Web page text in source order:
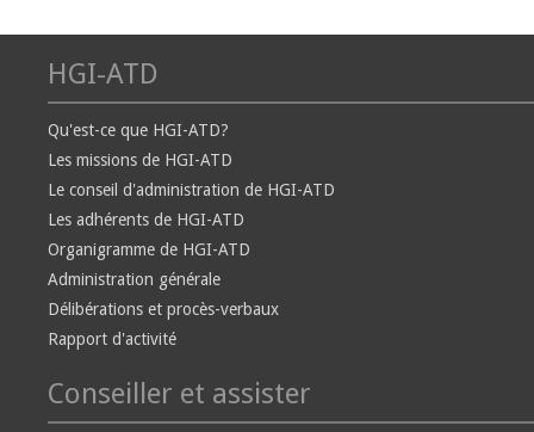
HGI-ATD
Qu'est-ce que HGI-ATD?
Les missions de HGI-ATD
Le conseil d'administration de HGI-ATD
Les adhérents de HGI-ATD
Organigramme de HGI-ATD
Administration générale
Délibérations et procès-verbaux
Rapport d'activité
Conseiller et assister